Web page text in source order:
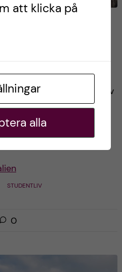
dag ut
i
du följa med och ta del av
ut för mig som
STUDENTLIV
0
att klicka på
alla